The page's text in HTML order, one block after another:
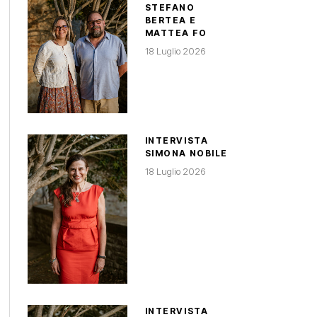
STEFANO
BERTEA E
MATTEA FO
18 Luglio 2026
INTERVISTA
SIMONA NOBILE
18 Luglio 2026
INTERVISTA